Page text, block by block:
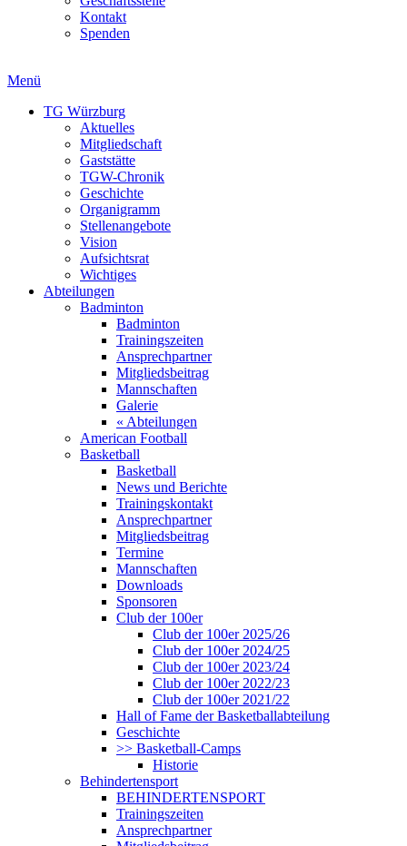
Kontakt
Spenden
Menü
TG Würzburg
Aktuelles
Mitgliedschaft
Gaststätte
TGW-Chronik
Geschichte
Organigramm
Stellenangebote
Vision
Aufsichtsrat
Wichtiges
Abteilungen
Badminton
Badminton
Trainingszeiten
Ansprechpartner
Mitgliedsbeitrag
Mannschaften
Galerie
« Abteilungen
American Football
Basketball
Basketball
News und Berichte
Trainingskontakt
Ansprechpartner
Mitgliedsbeitrag
Termine
Mannschaften
Downloads
Sponsoren
Club der 100er
Club der 100er 2025/26
Club der 100er 2024/25
Club der 100er 2023/24
Club der 100er 2022/23
Club der 100er 2021/22
Hall of Fame der Basketballabteilung
Geschichte
>> Basketball-Camps
Historie
Behindertensport
BEHINDERTENSPORT
Trainingszeiten
Ansprechpartner